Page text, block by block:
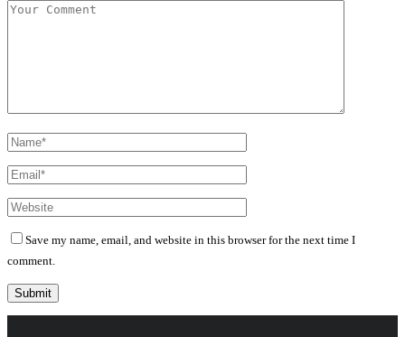
Save my name, email, and website in this browser for the next time I
comment.